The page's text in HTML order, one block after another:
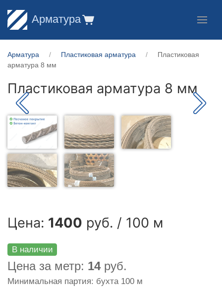
Арматура
Арматура Пластиковая арматура
Пластиковая
арматура 8 мм
Пластиковая арматура 8 мм
Цена: 1400 руб. / 100 м
В наличии
Цена за метр: 14руб.
Минимальная партия: бухта 100 м